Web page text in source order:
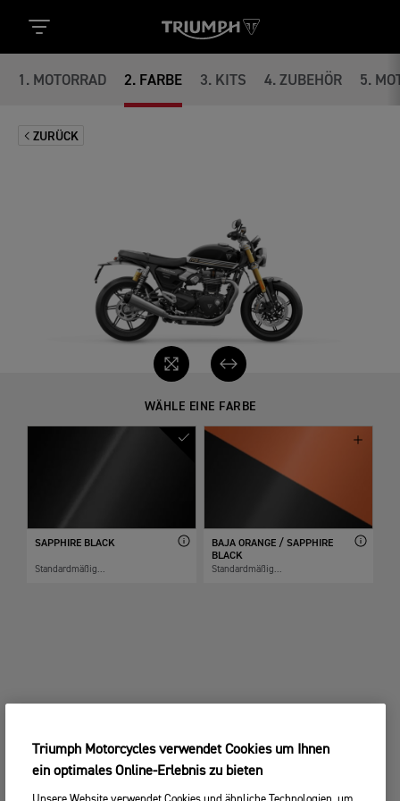
1 . MOTORRAD 2. FARBE 3. KITS 4. ZUBEHÖR 5.
ZURÜCK
WÄHLE EINE FARBE
SAPPHIRE BLACK
Standardmäßig...
BAJA ORANGE / SAPPHIRE
BLACK
Standardmäßig...
Triumph Motorcycles verwendet Cookies um Ihnen
ein optimales Online-Erlebnis zu bieten